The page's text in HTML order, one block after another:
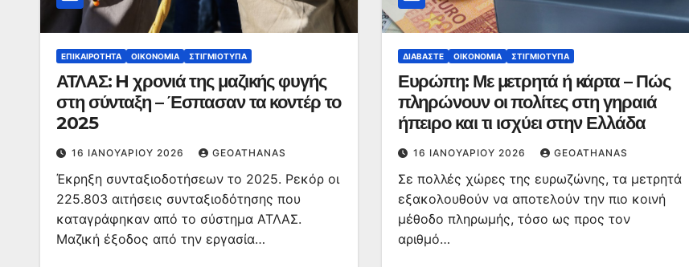
ΕΠΙΚΑΙΡΌΤΗΤΑ ΟΙΚΟΝΟΜΊΑ ΣΤΙΓΜΙΌΤΥΠΑ
ΑΤΛΑΣ: H χρονιά της μαζικής φυγής
στη σύνταξη – Έσπασαν τα κοντέρ το
2025
16 ΙΑΝΟΥΑΡΊΟΥ 2026 GEOATHANAS
Έκρηξη συνταξιοδοτήσεων το 2025. Ρεκόρ οι
225.803 αιτήσεις συνταξιοδότησης που
καταγράφηκαν από το σύστημα ΑΤΛΑΣ.
Μαζική έξοδος από την εργασία…
ΔΙΑΒΆΣΤΕ ΟΙΚΟΝΟΜΊΑ ΣΤΙΓΜΙΌΤΥΠΑ
Ευρώπη: Με μετρητά ή κάρτα – Πώς
πληρώνουν οι πολίτες στη γηραιά
ήπειρο και τι ισχύει στην Ελλάδα
16 ΙΑΝΟΥΑΡΊΟΥ 2026 GEOATHANAS
Σε πολλές χώρες της ευρωζώνης, τα μετρητά
εξακολουθούν να αποτελούν την πιο κοινή
μέθοδο πληρωμής, τόσο ως προς τον
αριθμό…